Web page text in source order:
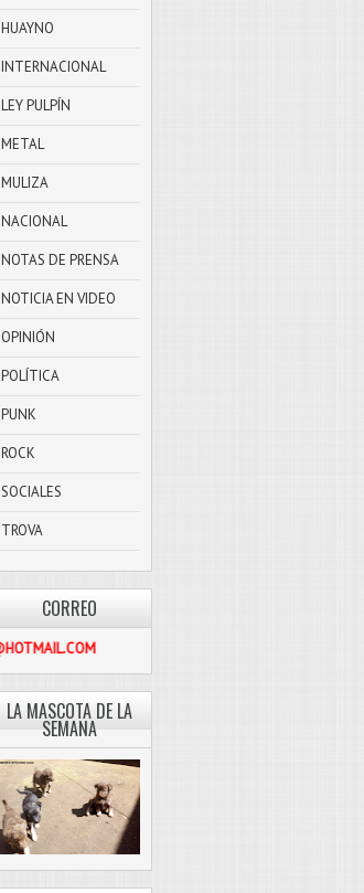
HUAYNO
INTERNACIONAL
LEY PULPÍN
METAL
MULIZA
NACIONAL
NOTAS DE PRENSA
NOTICIA EN VIDEO
OPINIÓN
POLÍTICA
PUNK
ROCK
SOCIALES
TROVA
CORREO
PASCOLIBRE@HOTMAIL.COM
LA MASCOTA DE LA
SEMANA